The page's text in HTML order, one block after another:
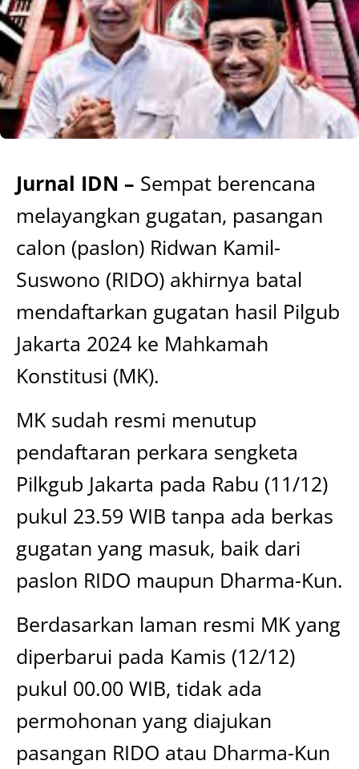
Jurnal IDN – Sempat berencana
melayangkan gugatan, pasangan
calon (paslon) Ridwan Kamil-
Suswono (RIDO) akhirnya batal
mendaftarkan gugatan hasil Pilgub
Jakarta 2024 ke Mahkamah
Konstitusi (MK).
MK sudah resmi menutup
pendaftaran perkara sengketa
Pilkgub Jakarta pada Rabu (11/12)
pukul 23.59 WIB tanpa ada berkas
gugatan yang masuk, baik dari
paslon RIDO maupun Dharma-Kun.
Berdasarkan laman resmi MK yang
diperbarui pada Kamis (12/12)
pukul 00.00 WIB, tidak ada
permohonan yang diajukan
pasangan RIDO atau Dharma-Kun